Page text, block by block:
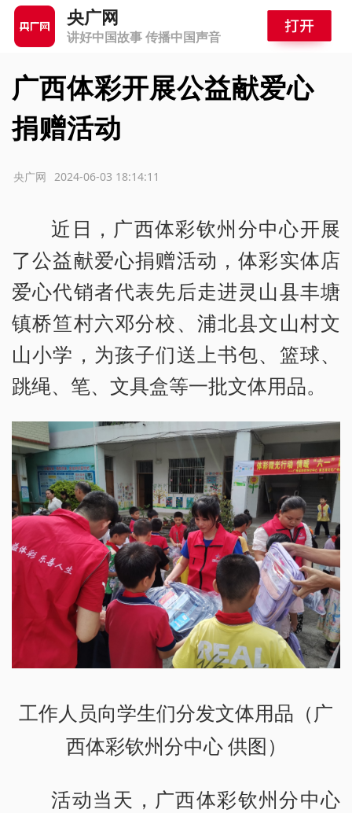
央广网
讲好中国故事 传播中国声音
广西体彩开展公益献爱心
捐赠活动
2024-06-03 18:14:11
央广网
近日，广西体彩钦州分中心开展
了公益献爱心捐赠活动，体彩实体店
爱心代销者代表先后走进灵山县丰塘
镇桥笪村六邓分校、浦北县文山村文
山小学，为孩子们送上书包、篮球、
跳绳、笔、文具盒等一批文体用品。
工作人员向学生们分发文体用品（广
西体彩钦州分中心 供图）
活动当天，广西体彩钦州分中心